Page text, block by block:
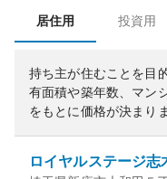
居住用 投資用
持ち主が住むことを目
有面積や築年数、マン
をもとに価格が決まりま
ロイヤルステージ志